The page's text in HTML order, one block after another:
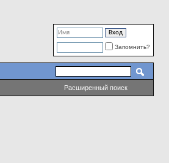
Запомнить?
Расширенный поиск